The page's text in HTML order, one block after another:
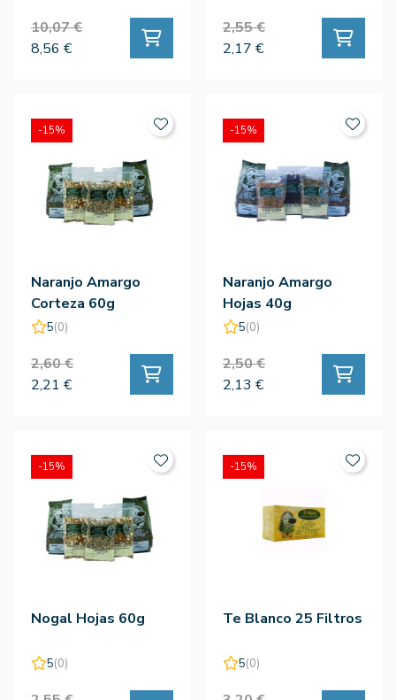
10,07 €
8,56 €
2,55 €
2,17 €
Naranjo Amargo
Corteza 60g
5(0)
2,60 €
2,21 €
-15%
Naranjo Amargo
Hojas 40g
5(0)
2,50 €
2,13 €
-15%
Nogal Hojas 60g
5(0)
-15%
Te Blanco 25 Filtros
5(0)
-15%